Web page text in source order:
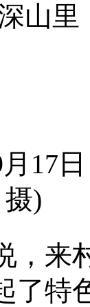
山
日
)
来村
了特